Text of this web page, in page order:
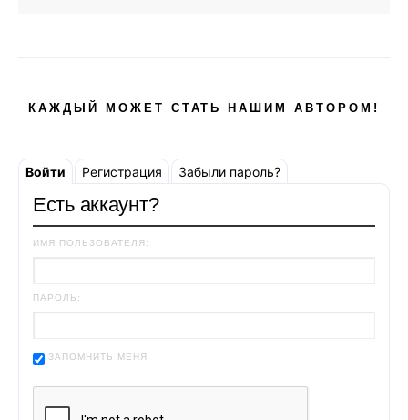
КАЖДЫЙ МОЖЕТ СТАТЬ НАШИМ АВТОРОМ!
Войти Регистрация Забыли пароль?
Есть аккаунт?
ИМЯ ПОЛЬЗОВАТЕЛЯ:
ПАРОЛЬ:
ЗАПОМНИТЬ МЕНЯ